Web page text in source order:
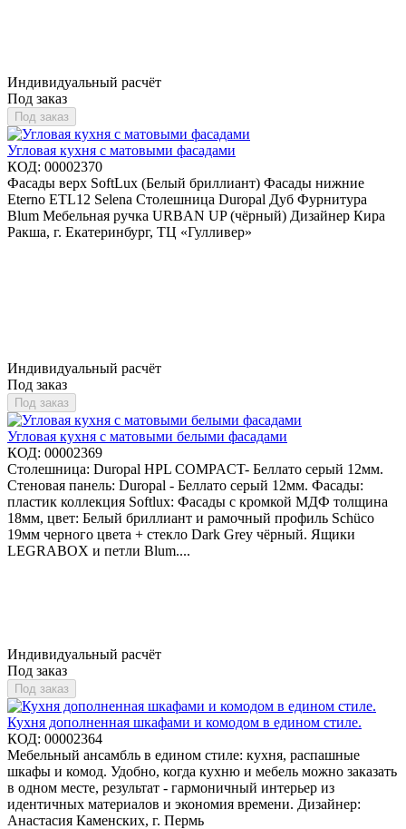
Индивидуальный расчёт
Под заказ
Под заказ
Угловая кухня с матовыми фасадами
КОД: 00002370
Фасады верх SoftLux (Белый бриллиант) Фасады нижние
Eterno ETL12 Selena Столешница Duropal Дуб Фурнитура
Blum Мебельная ручка URBAN UP (чёрный) Дизайнер Кира
Ракша, г. Екатеринбург, ТЦ «Гулливер»
Индивидуальный расчёт
Под заказ
Под заказ
Угловая кухня с матовыми белыми фасадами
КОД: 00002369
Столешница: Duropal HPL COMPACT- Беллато серый 12мм.
Стеновая панель: Duropal - Беллато серый 12мм. Фасады:
пластик коллекция Softlux: Фасады с кромкой МДФ толщина
18мм, цвет: Белый бриллиант и рамочный профиль Schüco
19мм черного цвета + стекло Dark Grey чёрный. Ящики
LEGRABOX и петли Blum....
Индивидуальный расчёт
Под заказ
Под заказ
Кухня дополненная шкафами и комодом в едином стиле.
КОД: 00002364
Мебельный ансамбль в едином стиле: кухня, распашные
шкафы и комод. Удобно, когда кухню и мебель можно заказать
в одном месте, результат - гармоничный интерьер из
идентичных материалов и экономия времени. Дизайнер:
Анастасия Каменских, г. Пермь